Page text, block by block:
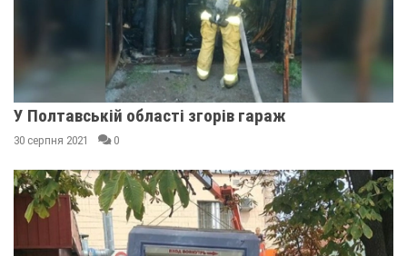
У Полтавській області згорів гараж
30 серпня 2021 0